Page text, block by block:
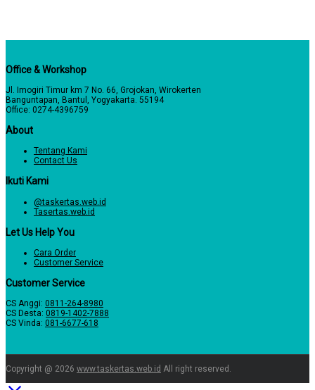
Office & Workshop
Jl. Imogiri Timur km 7 No. 66, Grojokan, Wirokerten
Banguntapan, Bantul, Yogyakarta. 55194
Office: 0274-4396759
About
Tentang Kami
Contact Us
Ikuti Kami
@taskertas.web.id
Tasertas.web.id
Let Us Help You
Cara Order
Customer Service
Customer Service
CS Anggi: 0811-264-8980
CS Desta: 0819-1402-7888
CS Vinda: 081-6677-618
Copyright @ 2026 www.taskertas.web.id All right reserved.